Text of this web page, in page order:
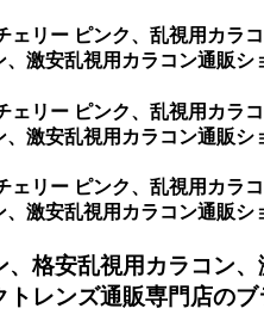
ェリー ピンク、乱視用カ
激安乱視用カラコン通販シ
ェリー ピンク、乱視用カ
激安乱視用カラコン通販
ェリー ピンク、乱視用カ
激安乱視用カラコン通販
格安乱視用カラコン
レンズ通販専門店の